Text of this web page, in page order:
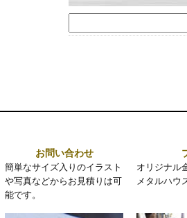
索:
お問い合わせ
簡単なサイズ入りのイラスト
や写真などからお見積りは可
能です。
オリジナル
メタルハウ